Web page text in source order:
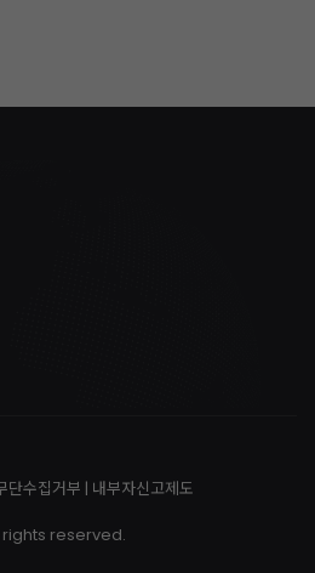
단수집거부 | 내부자신고제도
rights reserved.